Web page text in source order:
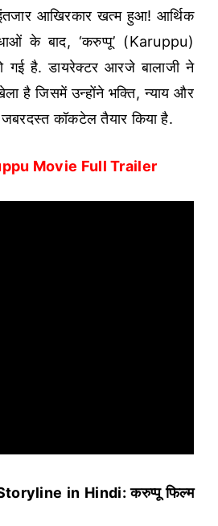
आखिरकार खत्म हुआ! आर्थिक
के बाद, ‘करुप्पू’ (Karuppu)
गई है. डायरेक्टर आरजे बालाजी ने
है जिसमें उन्होंने भक्ति, न्याय और
जबरदस्त कॉकटेल तैयार किया है.
Movie Full Trailer
in Hindi: करुप्पू फिल्म